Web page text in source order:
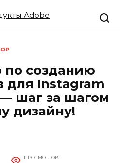
по созданию
для Instagram
шаг за шагом
дизайну!
ПРОСМОТРОВ